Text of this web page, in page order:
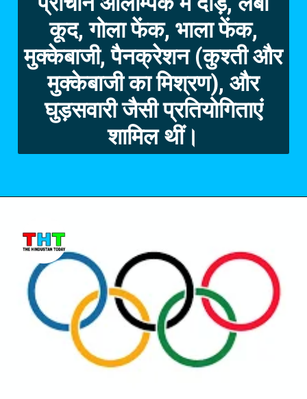
कूद, गोला फेंक, भाला फेंक,
मुक्केबाजी, पैनक्रेशन (कुश्ती और
मुक्केबाजी का मिश्रण), और
घुड़सवारी जैसी प्रतियोगिताएं
शामिल थीं।